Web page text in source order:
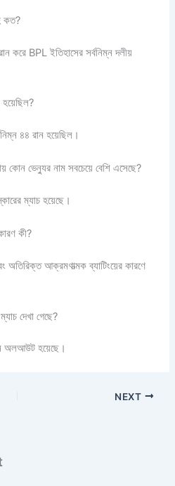
কত?
BPL ইতিহাসের সর্বনিম্ন দলীয়
৪৪ রান হয়েছিল।
ভেন্যুর নাম সবচেয়ে বেশি এসেছে?
ম্যাচ হয়েছে।
কী?
আক্রমণাত্মক ব্যাটিংয়ের কারণে
দেখা গেছে?
অলআউট হয়েছে।
NEXT